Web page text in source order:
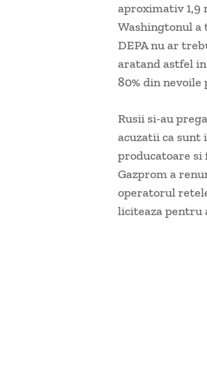
aproximativ 1,9
Washingtonul
DEPA nu ar
aratand astfel
80% din nevoile
Rusii si-au
acuzatii ca sunt
producatoare
Gazprom a
operatorul
liciteaza pentru